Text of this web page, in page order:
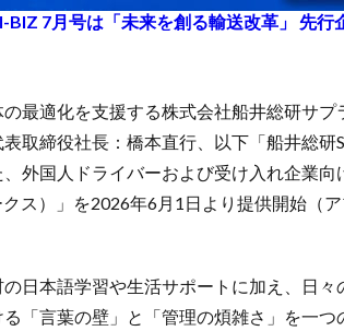
BIZ 7月号は「未来を創る輸送改革」 先行
最適化を支援する株式会社船井総研サ
取締役社長：橋本直行、以下「船井総研
外国人ドライバーおよび受け入れ企業
ス）」を2026年6月1日より提供開始（
日本語学習や生活サポートに加え、日
「言葉の壁」と「管理の煩雑さ」を一つ